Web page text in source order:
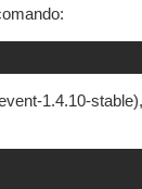
1.4.10-